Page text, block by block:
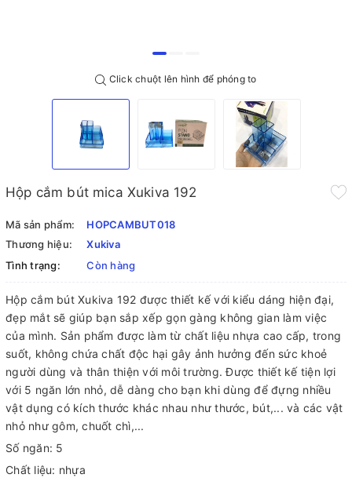
Click chuột lên hình để phóng to
Hộp cắm bút mica Xukiva 192
Mã sản phẩm:
HOPCAMBUT018
Thương hiệu:
Xukiva
Tình trạng:
Còn hàng
Hộp cắm bút Xukiva 192 được thiết kế với kiểu dáng hiện đại,
đẹp mắt sẽ giúp bạn sắp xếp gọn gàng không gian làm việc
của mình. Sản phẩm được làm từ chất liệu nhựa cao cấp, trong
suốt, không chứa chất độc hại gây ảnh hưởng đến sức khoẻ
người dùng và thân thiện với môi trường. Được thiết kế tiện lợi
với 5 ngăn lớn nhỏ, dễ dàng cho bạn khi dùng để đựng nhiều
vật dụng có kích thước khác nhau như thước, bút,... và các vật
nhỏ như gôm, chuốt chì,...
Số ngăn: 5
Chất liệu: nhựa